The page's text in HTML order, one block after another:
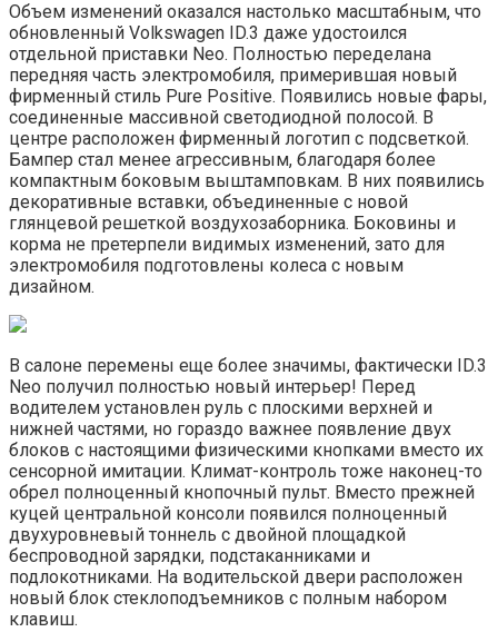
Объем изменений оказался настолько масштабным, что
обновленный Volkswagen ID.3 даже удостоился
отдельной приставки Neo. Полностью переделана
передняя часть электромобиля, примерившая новый
фирменный стиль Pure Positive. Появились новые фары,
соединенные массивной светодиодной полосой. В
центре расположен фирменный логотип с подсветкой.
Бампер стал менее агрессивным, благодаря более
компактным боковым выштамповкам. В них появились
декоративные вставки, объединенные с новой
глянцевой решеткой воздухозаборника. Боковины и
корма не претерпели видимых изменений, зато для
электромобиля подготовлены колеса с новым
дизайном.
В салоне перемены еще более значимы, фактически ID.3
Neo получил полностью новый интерьер! Перед
водителем установлен руль с плоскими верхней и
нижней частями, но гораздо важнее появление двух
блоков с настоящими физическими кнопками вместо их
сенсорной имитации. Климат-контроль тоже наконец-то
обрел полноценный кнопочный пульт. Вместо прежней
куцей центральной консоли появился полноценный
двухуровневый тоннель с двойной площадкой
беспроводной зарядки, подстаканниками и
подлокотниками. На водительской двери расположен
новый блок стеклоподъемников с полным набором
клавиш.